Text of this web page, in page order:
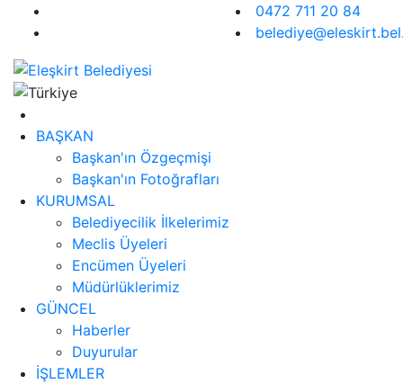
0472 711 20 84
BAŞKAN
Başkan'ın Özgeçmişi
Başkan'ın Fotoğrafları
KURUMSAL
Belediyecilik İlkelerimiz
Meclis Üyeleri
Encümen Üyeleri
Müdürlüklerimiz
GÜNCEL
Haberler
Duyurular
İŞLEMLER